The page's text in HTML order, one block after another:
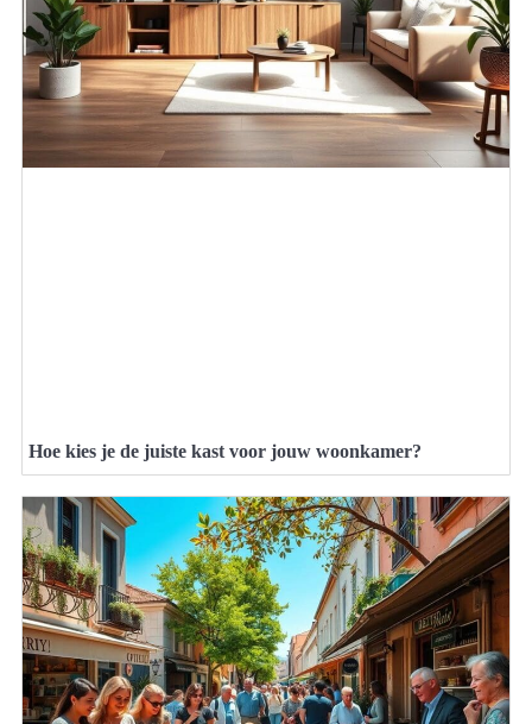
Hoe kies je de juiste kast voor jouw woonkamer?